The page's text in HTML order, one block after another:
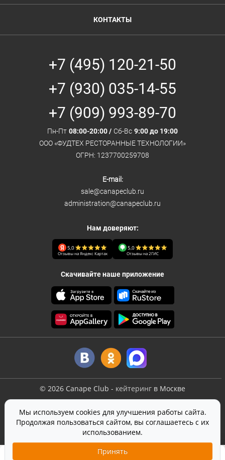
КОНТАКТЫ
+7 (495) 120-21-50
+7 (930) 035-14-55
+7 (909) 993-89-70
Пн-Пт 08:00-20:00 / Сб-Вс 9:00 до 19:00
ООО «ФУДТЕХ РЕСТОРАННЫЕ ТЕХНОЛОГИИ»
ОГРН: 1237700259708
E-mail:
sale@canapeclub.ru
administration@canapeclub.ru
Нам доверяют:
5,0
Отзывы на Яндекс Картах
5,0
Отзывы на 2ГИС
Скачивайте наше приложение
© 2026 Canape Club - кейтеринг в Москве
Политика конфиденциальности
Согласие на обработку персональных данных
На сайте используетсяSmartCaptcha
Мы используем cookies для улучшения работы сайта.
Продолжая пользоваться сайтом, вы соглашаетесь с их
использованием.
Принять